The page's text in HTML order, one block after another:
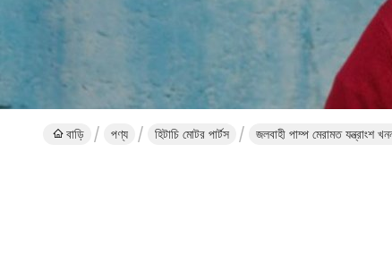
বাড়ি পণ্য হিটাচি মোটর পার্টস জলবাহী পাম্প মেরামত যন্ত্রাংশ